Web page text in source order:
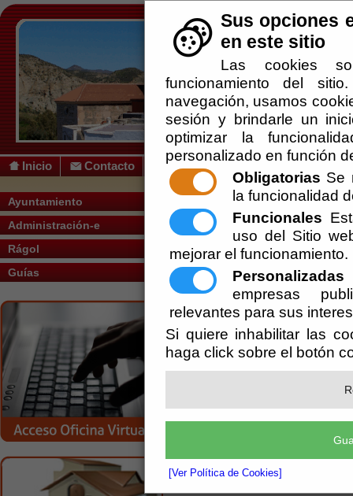
Sus opciones
en este sitio
Las cookies
funcionamiento del
navegación, usamos
sesión y brindarle un
optimizar la
personalizado en función
Obligatorias Se
la funcionalidad
Funcionales
uso del Sitio
mejorar el funcionamiento.
Personalizadas
empresas
relevantes para sus
Si quiere inhabilitar las
haga click sobre el botón
[Ver Política de Cookies]
Inicio Contacto
Ayuntamiento
Administración-e
Rágol
Guías
Usted se encuentra aquí:Inicio /